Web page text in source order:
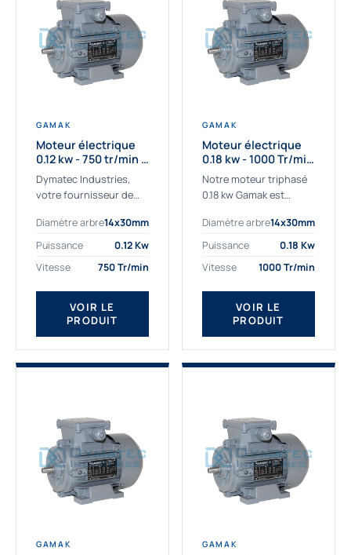
GAMAK
Moteur électrique
0.12 kw - 750 tr/min -
230/400V - IE2
Dymatec Industries,
votre fournisseur de
kw. Dymatec Industries
vous propose le moteur
moteur de
qualité Gamak...
Diamètre arbre14x30mm
Puissance
0.12 Kw
Vitesse
750 Tr/min
VOIR LE
PRODUIT
GAMAK
Moteur électrique
0.18 kw - 1000 Tr/min
- 230/400V - IE2
Notre moteur triphasé
0.18 kw Gamak est
aux applications
sévères. Nous
assemblons et
fournissons des
moteurs asynchrones
depuis de
nombreuses...
Diamètre arbre14x30mm
Puissance
0.18 Kw
Vitesse
1000 Tr/min
VOIR LE
PRODUIT
GAMAK GAMAK